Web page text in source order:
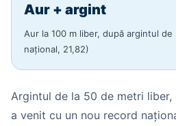
Aur + argint
Aur la 100 m liber, după argintul
național, 21,82)
Argintul de la 50 de metri
a venit cu un nou record